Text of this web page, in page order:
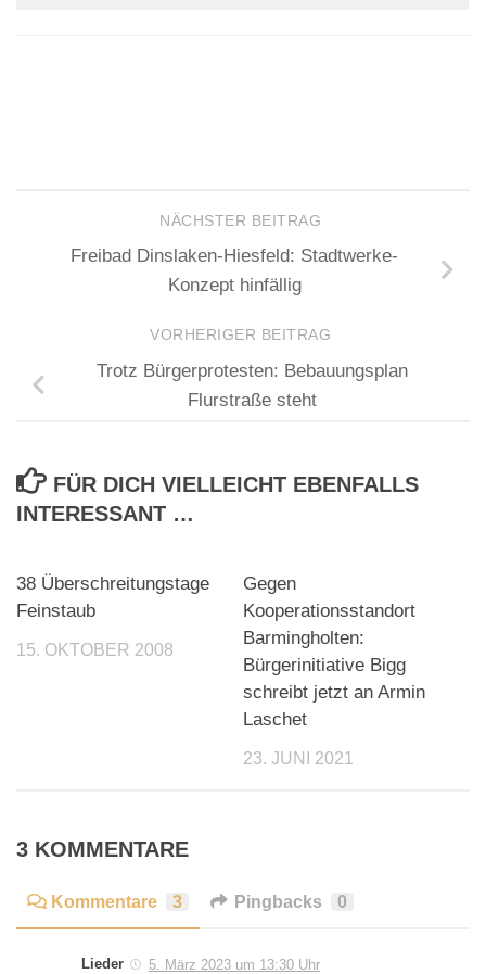
NÄCHSTER BEITRAG
Freibad Dinslaken-Hiesfeld: Stadtwerke-
Konzept hinfällig
VORHERIGER BEITRAG
Trotz Bürgerprotesten: Bebauungsplan
Flurstraße steht
FÜR DICH VIELLEICHT EBENFALLS
INTERESSANT …
38 Überschreitungstage
Feinstaub
15. OKTOBER 2008
Gegen
Kooperationsstandort
Barmingholten:
Bürgerinitiative Bigg
schreibt jetzt an Armin
Laschet
23. JUNI 2021
3 KOMMENTARE
Kommentare 3 Pingbacks 0
Lieder
5. März 2023 um 13:30 Uhr